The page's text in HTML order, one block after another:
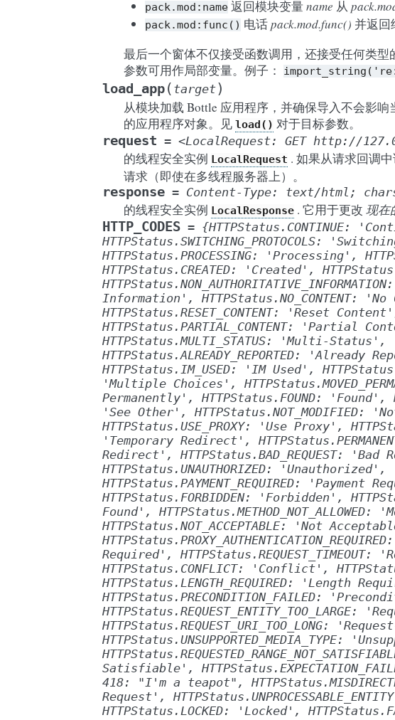
pack.mod:name 返回模块变量name 从
pack.mod:func() 电话pack.mod.func() 并返回
最后一个窗体不仅接受函数调用，还接受任何类
参数可用作局部变量。例子：
load_app( target)
从模块加载 Bottle 应用程序，并确保导入不会影
的应用程序对象。见 load() 对于目标参数。
request = <LocalRequest: GET http://
的线程安全实例 LocalRequest . 如果从请求回调
请求（即使在多线程服务器上）。
response = Content-Type: text/html;
的线程安全实例 LocalResponse . 它用于更改 现在
HTTP_CODES = {HTTPStatus.CONTINUE:
HTTPStatus.SWITCHING_PROTOCOLS:
HTTPStatus.PROCESSING:
'Processing',
HTTPStatus.CREATED:
'Created',
HTTPStatus.NON_AUTHORITATIVE_INFORMATION:
Information',
HTTPStatus.NO_CONTENT: 'No
HTTPStatus.RESET_CONTENT:
'Reset
HTTPStatus.PARTIAL_CONTENT:
'Partial
HTTPStatus.MULTI_STATUS:
'Multi-Status',
HTTPStatus.ALREADY_REPORTED:
'Already
HTTPStatus.IM_USED:
'IM Used',
'Multiple Choices',
Permanently',
HTTPStatus.FOUND: 'Found',
'See Other', HTTPStatus.NOT_MODIFIED:
HTTPStatus.USE_PROXY:
'Use Proxy',
'Temporary Redirect',
Redirect',
HTTPStatus.BAD_REQUEST: 'Bad
HTTPStatus.UNAUTHORIZED:
'Unauthorized',
HTTPStatus.PAYMENT_REQUIRED:
'Payment
HTTPStatus.FORBIDDEN:
'Forbidden',
Found',
HTTPStatus.METHOD_NOT_ALLOWED:
HTTPStatus.NOT_ACCEPTABLE:
'Not
HTTPStatus.PROXY_AUTHENTICATION_REQUIRED:
Required',
HTTPStatus.REQUEST_TIMEOUT:
HTTPStatus.CONFLICT:
'Conflict',
HTTPStatus.LENGTH_REQUIRED:
'Length
HTTPStatus.PRECONDITION_FAILED:
HTTPStatus.REQUEST_ENTITY_TOO_LARGE:
HTTPStatus.REQUEST_URI_TOO_LONG:
HTTPStatus.UNSUPPORTED_MEDIA_TYPE:
Satisfiable',
418:
"I'm a teapot",
Request',
HTTPStatus.LOCKED:
'Locked',